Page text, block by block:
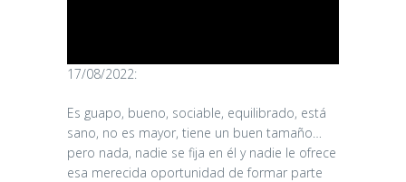
17/08/2022:
Es guapo, bueno, sociable, equilibrado, está
sano, no es mayor, tiene un buen tamaño…
pero nada, nadie se fija en él y nadie le ofrece
esa merecida oportunidad de formar parte